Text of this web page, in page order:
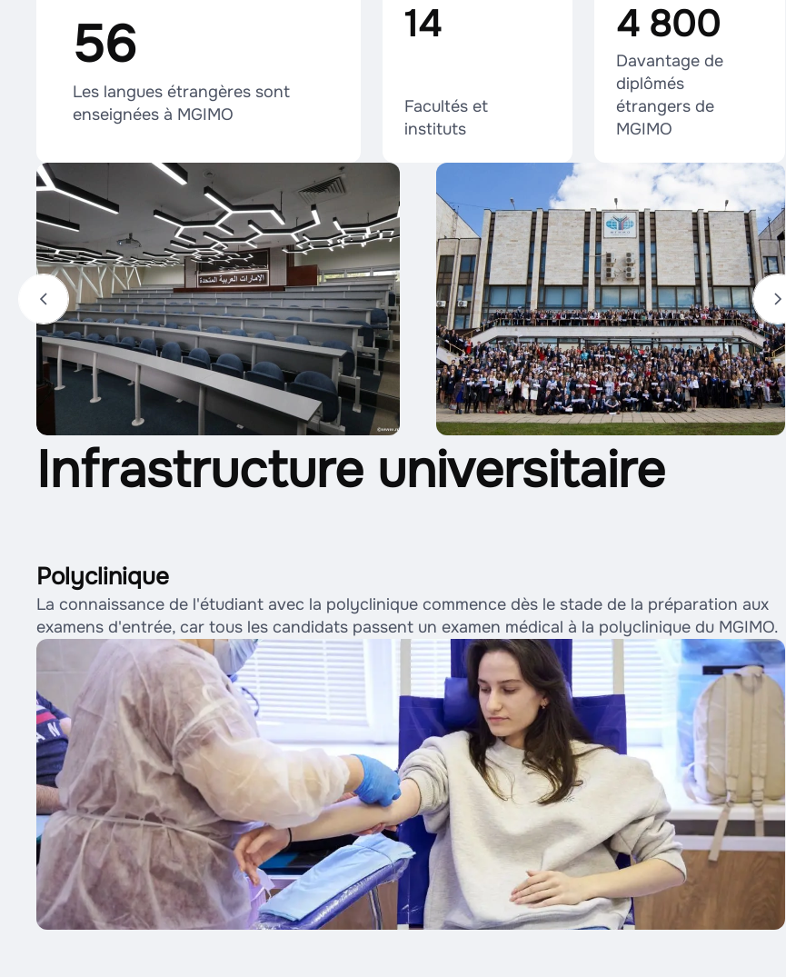
56
Les langues étrangères sont
enseignées à MGIMO
14
Facultés et
instituts
4 800
Davantage de
diplômés
étrangers de
MGIMO
Infrastructure universitaire
Polyclinique
La connaissance de l'étudiant avec la polyclinique commence dès le stade de la préparation aux
examens d'entrée, car tous les candidats passent un examen médical à la polyclinique du MGIMO.